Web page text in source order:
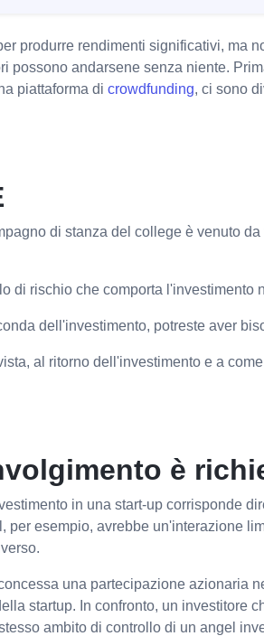
produrre rendimenti significativi, ma
possono andarsene senza niente.
piattaforma di crowdfunding, ci sono
di stanza del college è venuto
di rischio che comporta l'investimento
dell'investimento, potreste aver
al ritorno dell'investimento e a
è
in una start-up corrisponde
per esempio, avrebbe un'interazione
una partecipazione azionaria
startup. In confronto, un investitore
ambito di controllo di un angel